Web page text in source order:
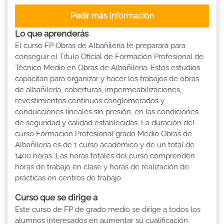
Pedir más Información
Lo que aprenderás
El curso FP Obras de Albañilería te preparará para
conseguir el Título Oficial de Formación Profesional de
Técnico Medio en Obras de Albañilería. Estos estudios
capacitan para organizar y hacer los trabajos de obras
de albañilería, coberturas, impermeabilizaciones,
revestimientos continuos conglomerados y
conducciones lineales sin presión, en las condiciones
de seguridad y calidad establecidas. La duración del
curso Formacion Profesional grado Medio Obras de
Albañilería es de 1 curso académico y de un total de
1400 horas. Las horas totales del curso comprenden
horas de trabajo en clase y horas de realización de
prácticas en centros de trabajo.
Curso que se dirige a
Este curso de FP de grado medio se dirige a todos los
alumnos interesados en aumentar su cualificación